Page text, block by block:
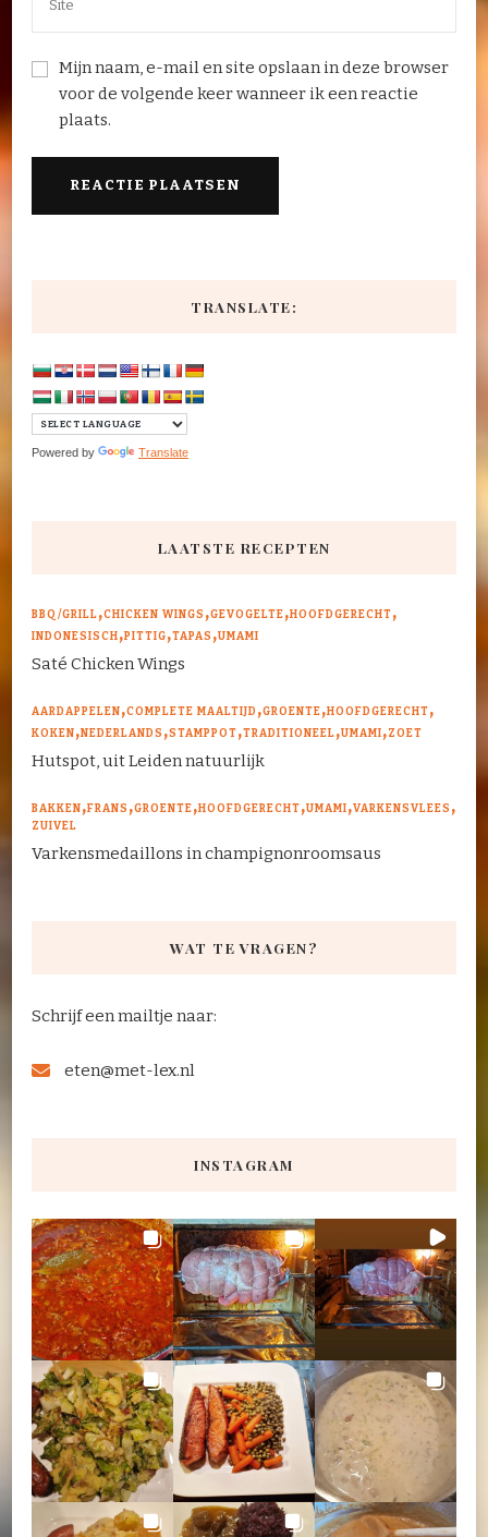
Mijn naam, e-mail en site opslaan in deze browser
voor de volgende keer wanneer ik een reactie
plaats.
TRANSLATE:
Powered by Translate
LAATSTE RECEPTEN
BBQ/GRILL CHICKEN WINGS GEVOGELTE HOOFDGERECHT
INDONESISCH PITTIG TAPAS UMAMI
Saté Chicken Wings
AARDAPPELEN COMPLETE MAALTIJD GROENTE HOOFDGERECHT
KOKEN NEDERLANDS STAMPPOT TRADITIONEEL UMAMI ZOET
Hutspot, uit Leiden natuurlijk
BAKKEN FRANS GROENTE HOOFDGERECHT UMAMI VARKENSVLEES
ZUIVEL
Varkensmedaillons in champignonroomsaus
WAT TE VRAGEN?
Schrijf een mailtje naar:
eten@met-lex.nl
INSTAGRAM